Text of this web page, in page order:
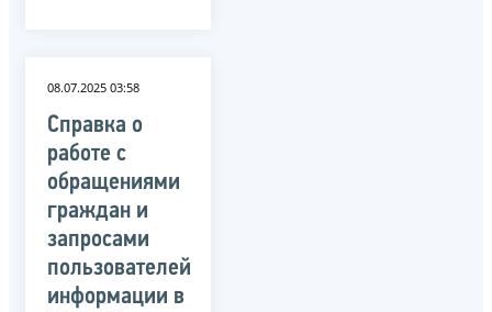
08.07.2025 03:58
Справка о
работе с
обращениями
граждан и
запросами
пользователей
информации в